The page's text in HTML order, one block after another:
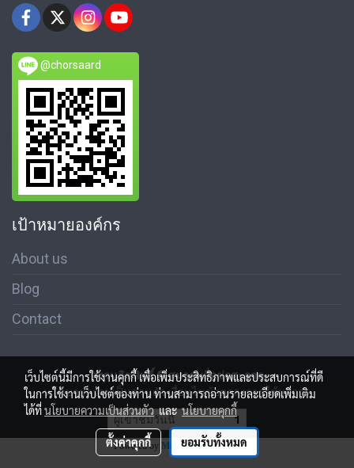
@chorsaard
เป้าหมายองค์กร
About us
Blog
Contact
สงวนลิขสิทธิ์ © สมาคมสื่อช่อสะอาด
นโนบายความเป็นส่วนตัว เงื่อนไขข้อตกลงการใช้บริการ
ผู้เข้าชมวันนี้ 1
Powered by MakeWebEasy.com
เว็บไซต์นี้มีการใช้งานคุกกี้ เพื่อเพิ่มประสิทธิภาพและประสบการณ์ที่ดี
ในการใช้งานเว็บไซต์ของท่าน ท่านสามารถอ่านรายละเอียดเพิ่มเติม
ได้ที่นโยบายความเป็นส่วนตัวและนโยบายคุกกี้
ตั้งค่าคุกกี้ ยอมรับทั้งหมด